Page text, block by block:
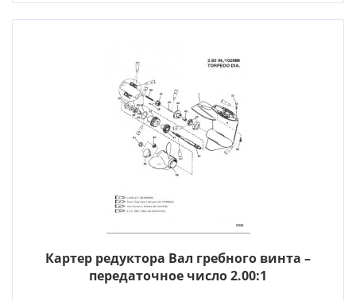
Картер редуктора Вал гребного винта –
передаточное число 2.00:1